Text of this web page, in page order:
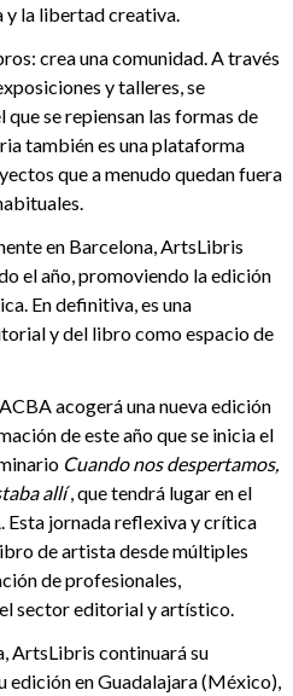
y la libertad creativa.
crea una comunidad. A través
y talleres, se
se repiensan las formas de
también es una plataforma
que a menudo quedan fuera
en Barcelona, ArtsLibris
el año, promoviendo la edición
En definitiva, es una
y del libro como espacio de
acogerá una nueva edición
de este año que se inicia el
Cuando nos despertamos,
allí, que tendrá lugar en el
jornada reflexiva y crítica
de artista desde múltiples
de profesionales,
sector editorial y artístico.
ArtsLibris continuará su
en Guadalajara (México),